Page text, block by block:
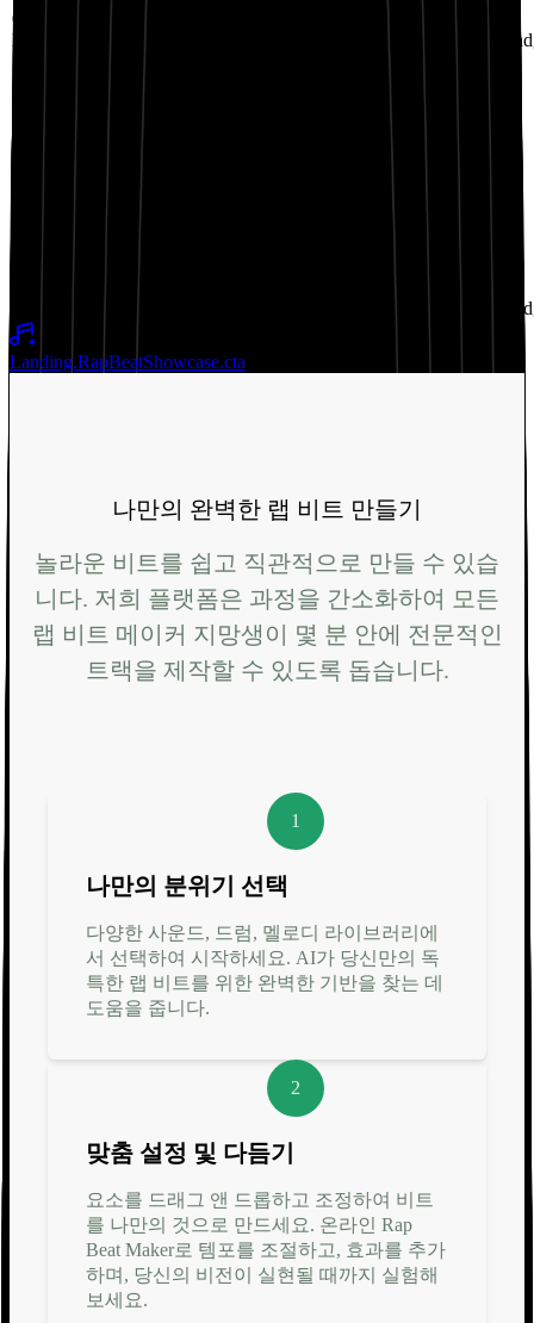
02:11
Landing.RapBeatShowcase.badge13
Landing.RapBeatShowcase.cta
나만의 완벽한 랩 비트 만들기
놀라운 비트를 쉽고 직관적으로 만들 수 있습
니다. 저희 플랫폼은 과정을 간소화하여 모든
랩 비트 메이커 지망생이 몇 분 안에 전문적인
트랙을 제작할 수 있도록 돕습니다.
1
나만의 분위기 선택
다양한 사운드, 드럼, 멜로디 라이브러리에
서 선택하여 시작하세요. AI가 당신만의 독
특한 랩 비트를 위한 완벽한 기반을 찾는 데
도움을 줍니다.
2
맞춤 설정 및 다듬기
요소를 드래그 앤 드롭하고 조정하여 비트
를 나만의 것으로 만드세요. 온라인 Rap
Beat Maker로 템포를 조절하고, 효과를 추가
하며, 당신의 비전이 실현될 때까지 실험해
보세요.